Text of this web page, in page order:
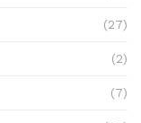
(27)
(2)
(7)